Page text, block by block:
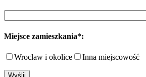
Miejsce zamieszkania*:
Wrocław i okolice Inna miejscowość